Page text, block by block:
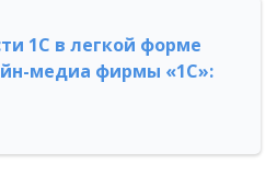
1С в легкой форме
медиа фирмы «1С»: